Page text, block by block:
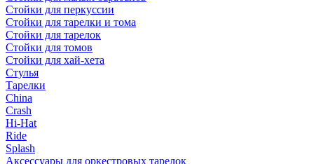
Стойки для перкуссии
Стойки для тарелки и тома
Стойки для тарелок
Стойки для томов
Стойки для хай-хета
Стулья
Тарелки
China
Crash
Hi-Hat
Ride
Splash
Аксессуары для оркестровых тарелок